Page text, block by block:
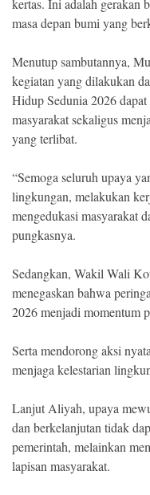
kertas. Ini adalah gerakan
masa depan bumi yang
Menutup sambutannya,
kegiatan yang dilakukan
Hidup Sedunia 2026
masyarakat sekaligus
yang terlibat.
“Semoga seluruh upaya
lingkungan, melakukan
mengedukasi masyarakat
pungkasnya.
Sedangkan, Wakil Wali
menegaskan bahwa
2026 menjadi momentum
Serta mendorong aksi
menjaga kelestarian
Lanjut Aliyah, upaya
dan berkelanjutan tidak
pemerintah, melainkan
lapisan masyarakat.